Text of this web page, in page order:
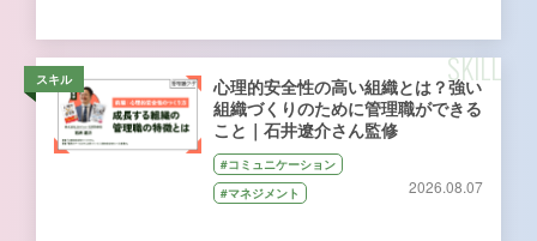
スキル SKILL
心理的安全性の高い組織とは？強い
組織づくりのために管理職ができる
こと｜石井遼介さん監修
#コミュニケーション
#マネジメント
2026.08.07